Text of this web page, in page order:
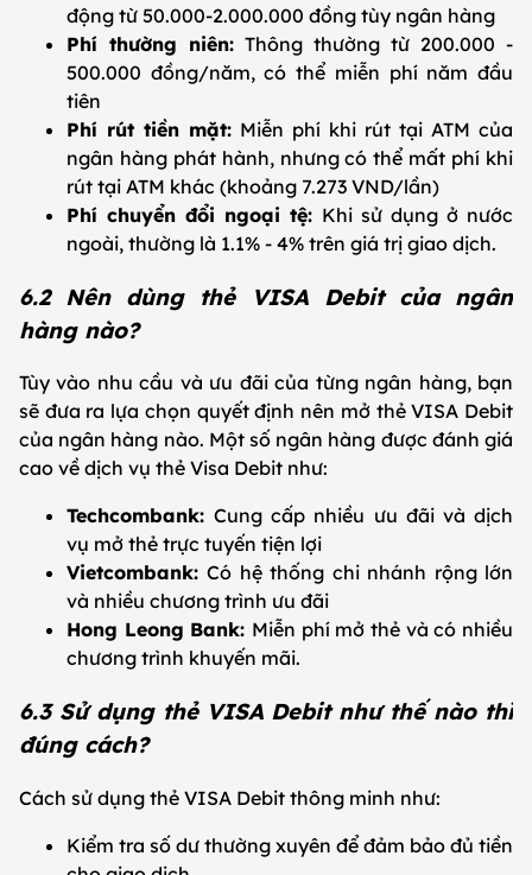
động từ 50.000-2.000.000 đồng tùy ngân hàng
Phí thường niên: Thông thường từ 200.000 -
500.000 đồng/năm, có thể miễn phí năm đầu
tiên
Phí rút tiền mặt: Miễn phí khi rút tại ATM của
ngân hàng phát hành, nhưng có thể mất phí khi
rút tại ATM khác (khoảng 7.273 VND/lần)
Phí chuyển đổi ngoại tệ: Khi sử dụng ở nước
ngoài, thường là 1.1% - 4% trên giá trị giao dịch.
6.2 Nên dùng thẻ VISA Debit của ngân
hàng nào?
Tùy vào nhu cầu và ưu đãi của từng ngân hàng, bạn
sẽ đưa ra lựa chọn quyết định nên mở thẻ VISA Debit
của ngân hàng nào. Một số ngân hàng được đánh giá
cao về dịch vụ thẻ Visa Debit như:
Techcombank:Cung cấp nhiều ưu đãi và dịch
vụ mở thẻ trực tuyến tiện lợi
Vietcombank:Có hệ thống chi nhánh rộng lớn
và nhiều chương trình ưu đãi
Hong Leong Bank: Miễn phí mở thẻ và có nhiều
chương trình khuyến mãi.
6.3 Sử dụng thẻ VISA Debit như thế nào thì
đúng cách?
Cách sử dụng thẻ VISA Debit thông minh như:
Kiểm tra số dư thường xuyên để đảm bảo đủ tiền